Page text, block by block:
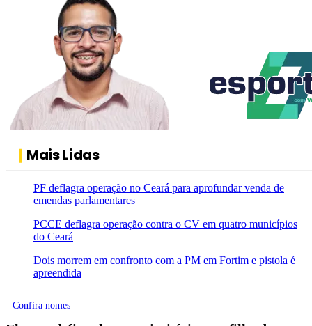
Mais Lidas
PF deflagra operação no Ceará para aprofundar venda de
emendas parlamentares
PCCE deflagra operação contra o CV em quatro municípios
do Ceará
Dois morrem em confronto com a PM em Fortim e pistola é
apreendida
Confira nomes